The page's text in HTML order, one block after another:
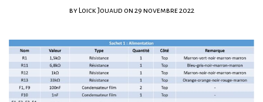
by Loick Jouaud on 29 novembre 2022